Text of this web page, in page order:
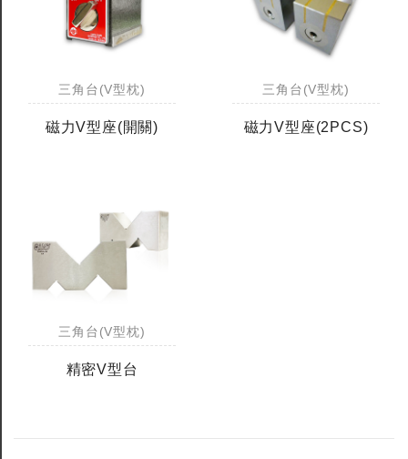
三角台(V型枕)
磁力V型座(開關)
三角台(V型枕)
磁力V型座(2PCS)
三角台(V型枕)
精密V型台